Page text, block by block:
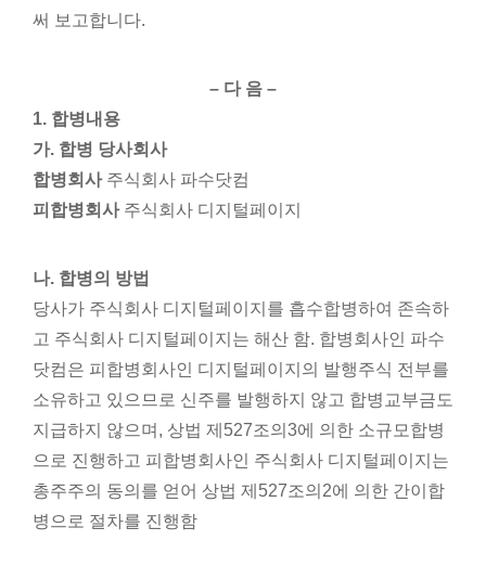
써 보고합니다.
– 다 음 –
1. 합병내용
가. 합병 당사회사
합병회사 주식회사 파수닷컴
피합병회사주식회사 디지털페이지
나. 합병의 방법
당사가 주식회사 디지털페이지를 흡수합병하여 존속하
고 주식회사 디지털페이지는 해산 함. 합병회사인 파수
닷컴은 피합병회사인 디지털페이지의 발행주식 전부를
소유하고 있으므로 신주를 발행하지 않고 합병교부금도
지급하지 않으며, 상법 제527조의3에 의한 소규모합병
으로 진행하고 피합병회사인 주식회사 디지털페이지는
총주주의 동의를 얻어 상법 제527조의2에 의한 간이합
병으로 절차를 진행함